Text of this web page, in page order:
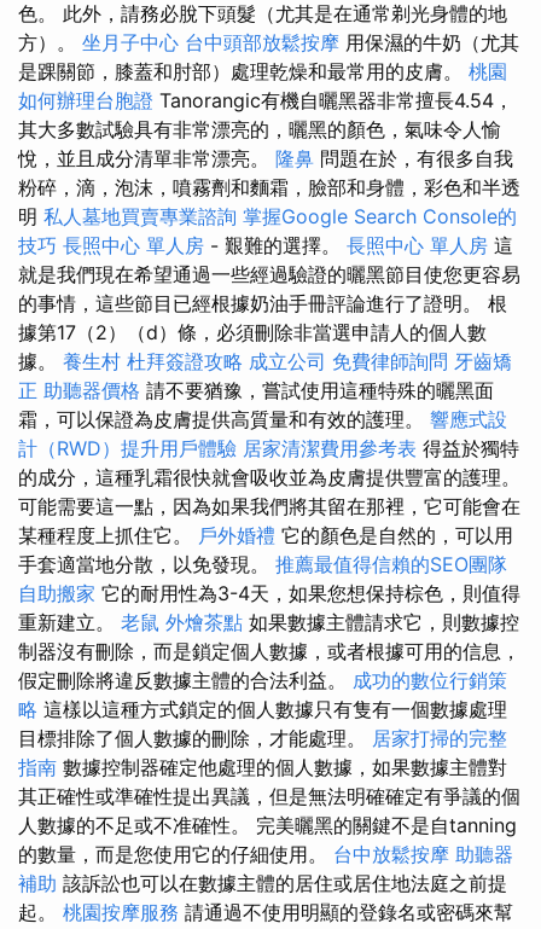
色。 此外，請務必脫下頭髮（尤其是在通常剃光身體的地
方）。 坐月子中心 台中頭部放鬆按摩 用保濕的牛奶（尤其
是踝關節，膝蓋和肘部）處理乾燥和最常用的皮膚。 桃園
如何辦理台胞證 Tanorangic有機自曬黑器非常擅長4.54，
其大多數試驗具有非常漂亮的，曬黑的顏色，氣味令人愉
悅，並且成分清單非常漂亮。 隆鼻 問題在於，有很多自我
粉碎，滴，泡沫，噴霧劑和麵霜，臉部和身體，彩色和半透
明 私人墓地買賣專業諮詢 掌握Google Search Console的
技巧 長照中心 單人房 - 艱難的選擇。 長照中心 單人房 這
就是我們現在希望通過一些經過驗證的曬黑節目使您更容易
的事情，這些節目已經根據奶油手冊評論進行了證明。 根
據第17（2）（d）條，必須刪除非當選申請人的個人數
據。 養生村 杜拜簽證攻略 成立公司 免費律師詢問 牙齒矯
正 助聽器價格 請不要猶豫，嘗試使用這種特殊的曬黑面
霜，可以保證為皮膚提供高質量和有效的護理。 響應式設
計（RWD）提升用戶體驗 居家清潔費用參考表 得益於獨特
的成分，這種乳霜很快就會吸收並為皮膚提供豐富的護理。
可能需要這一點，因為如果我們將其留在那裡，它可能會在
某種程度上抓住它。 戶外婚禮 它的顏色是自然的，可以用
手套適當地分散，以免發現。 推薦最值得信賴的SEO團隊
自助搬家 它的耐用性為3-4天，如果您想保持棕色，則值得
重新建立。 老鼠 外燴茶點 如果數據主體請求它，則數據控
制器沒有刪除，而是鎖定個人數據，或者根據可用的信息，
假定刪除將違反數據主體的合法利益。 成功的數位行銷策
略 這樣以這種方式鎖定的個人數據只有隻有一個數據處理
目標排除了個人數據的刪除，才能處理。 居家打掃的完整
指南 數據控制器確定他處理的個人數據，如果數據主體對
其正確性或準確性提出異議，但是無法明確確定有爭議的個
人數據的不足或不准確性。 完美曬黑的關鍵不是自tanning
的數量，而是您使用它的仔細使用。 台中放鬆按摩 助聽器
補助 該訴訟也可以在數據主體的居住或居住地法庭之前提
起。 桃園按摩服務 請通過不使用明顯的登錄名或密碼來幫